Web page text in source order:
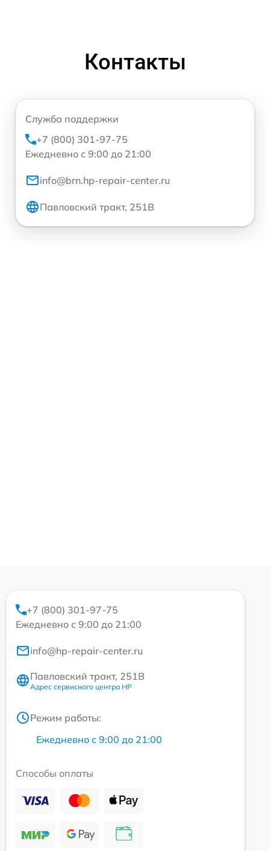
Контакты
Служба поддержки
+7 (800) 301-97-75
Ежедневно с 9:00 до 21:00
info@brn.hp-repair-center.ru
Павловский тракт, 251В
+7 (800) 301-97-75
Ежедневно с 9:00 до 21:00
info@hp-repair-center.ru
Павловский тракт, 251В
Адрес сервисного центра HP
Режим работы:
Ежедневно с 9:00 до 21:00
Способы оплаты